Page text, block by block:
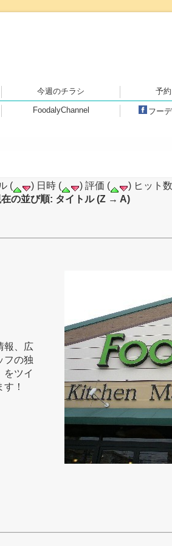
全・高品質な食
今週のチラシ 予
FoodalyChannel フー
( ) 日時 ( ) 評価 ( ) ヒット
の並び順: タイトル (Z → A)
報、広
フの独
をツイ
！